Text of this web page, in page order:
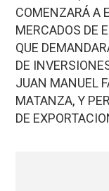
COMENZARÁ A
MERCADOS DE
QUE
DE
JUAN MANUEL
MATANZA, Y
DE